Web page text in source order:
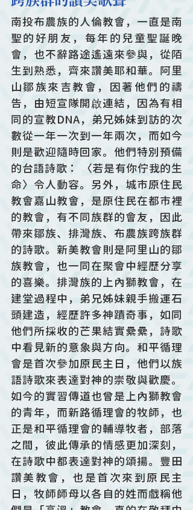
南投布農族的人倫教會，一直是南
聖的好朋友，每年的兒童聖誕晚
會，也不辭路途遙遠來參與，從陌
生到熟悉，齊來讚美耶和華。阿里
山鄒族來吉教會，因著他們的禱
告，由短宣隊開啟連結，因為有相
同的宣教DNA，弟兄姊妹到訪的次
數從一年一次到一年兩次，而如今
則是歡迎隨時回家。他們特別預備
的台語詩歌： 〈若是有你佇我的生
命〉令人動容。另外，城市原住民
教會嘉山教會，是原住民在都市裡
的教會，有不同族群的會友，因此
帶來鄒族、排灣族、布農族跨族群
的詩歌。新美教會則是阿里山的鄒
族教會，也一同在聚會中經歷分享
的喜樂。排灣族的上內獅教會，在
建堂過程中，弟兄姊妹親手搬運石
頭建造，經歷許多神蹟奇事，如同
他們所採收的芒果結實纍纍，詩歌
中看見新的意象與方向。和平循理
會是首次參加原民主日，他們以族
語詩歌來表達對神的崇敬與歡慶。
如今的實習傳道也曾是上內獅教會
的青年，而新路循理會的牧師，也
正是和平循理會的輔導牧者，部落
之間，彼此傳承的情感更加深刻，
在詩歌中都表達對神的頌揚。豐田
讚美教會，也是首次來到原民主
日，牧師師母以各自的姓而戲稱他